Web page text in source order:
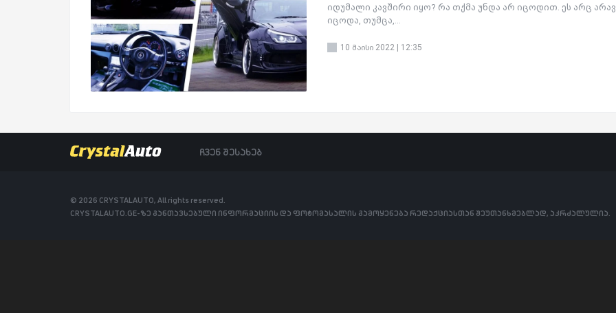
იდუმალი კავშირი იყო? რა თქმა უნდა არ იცოდით. ეს არც
იცოდა, თუმცა,...
10 მაისი 2022 | 12:35
ჩვენ შესახებ
© 2026 CRYSTALAUTO, All rights reserved.
CRYSTALAUTO.GE-ზე განთავსებული ინფორმაციის და ფოტომასალის გამოყენება რედაქციასთან შეუთანხმებლად, აკრძალულია.